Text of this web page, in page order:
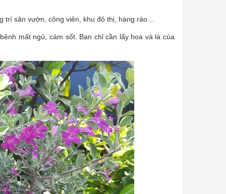
trí sân vườn, công viên, khu đô thị, hàng rào…
mất ngủ, cảm sốt. Bạn chỉ cần lấy hoa và lá của